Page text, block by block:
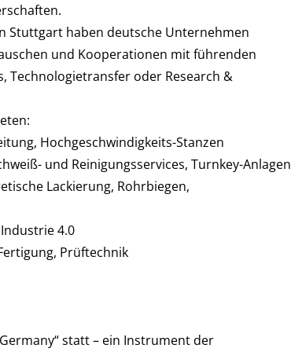
Stuttgart haben deutsche Unternehmen
und Kooperationen mit führenden
Technologietransfer oder Research &
Hochgeschwindigkeits-Stanzen
und Reinigungsservices, Turnkey-Anlagen
Lackierung, Rohrbiegen,
4.0
Prüftechnik
statt – ein Instrument der